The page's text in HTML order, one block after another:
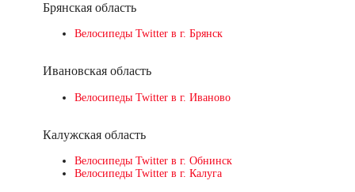
Брянская область
Велосипеды Twitter в г. Брянск
Ивановская область
Велосипеды Twitter в г. Иваново
Калужская область
Велосипеды Twitter в г. Обнинск
Велосипеды Twitter в г. Калуга